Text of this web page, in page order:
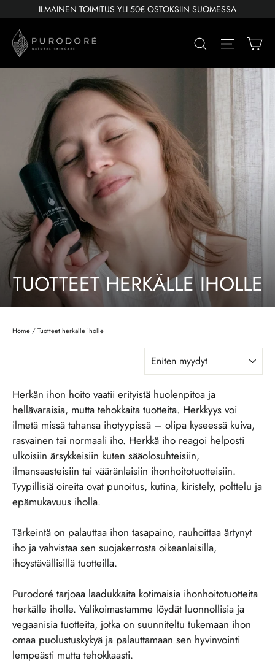
ILMAINEN TOIMITUS YLI 50€ OSTOKSIIN SUOMESSA
Hae
TUOTTEET HERKÄLLE IHOLLE
Home /Tuotteet herkälle iholle
LAJITTELE
Herkän ihon hoito vaatii erityistä huolenpitoa ja
hellävaraisia, mutta tehokkaita tuotteita. Herkkyys voi
ilmetä missä tahansa ihotyypissä – olipa kyseessä kuiva,
rasvainen tai normaali iho. Herkkä iho reagoi helposti
ulkoisiin ärsykkeisiin kuten sääolosuhteisiin,
ilmansaasteisiin tai vääränlaisiin ihonhoitotuotteisiin.
Tyypillisiä oireita ovat punoitus, kutina, kiristely, polttelu ja
epämukavuus iholla.
Tärkeintä on palauttaa ihon tasapaino, rauhoittaa ärtynyt
iho ja vahvistaa sen suojakerrosta oikeanlaisilla,
ihoystävällisillä tuotteilla.
Purodoré tarjoaa laadukkaita kotimaisia ihonhoitotuotteita
herkälle iholle. Valikoimastamme löydät luonnollisia ja
vegaanisia tuotteita, jotka on suunniteltu tukemaan ihon
omaa puolustuskykyä ja palauttamaan sen hyvinvointi
lempeästi mutta tehokkaasti.